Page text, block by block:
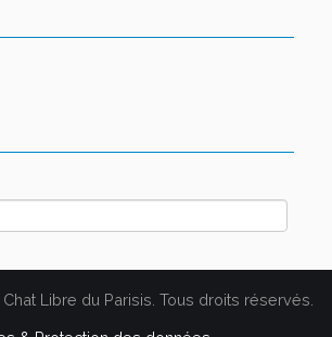
Libre du Parisis. Tous droits réservés.